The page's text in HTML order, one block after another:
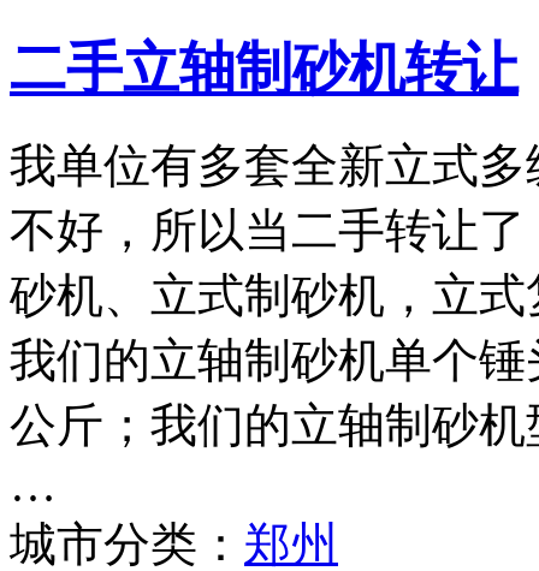
二手立轴制砂机转让
我单位有多套全新立式
不好，所以当二手转让
砂机、立式制砂机，立
我们的立轴制砂机单个
公斤；我们的立轴制砂
…
城市分类： 郑州